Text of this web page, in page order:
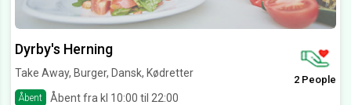
Dyrby's Herning
Take Away, Burger, Dansk, Kødretter
Åbent Åbent fra kl 10:00 til 22:00
2 People